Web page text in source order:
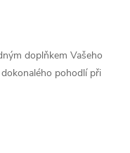
doplňkem Vašeho
pohodlí při